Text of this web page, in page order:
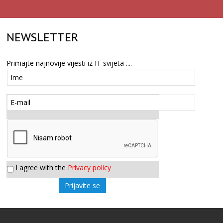
NEWSLETTER
Primajte najnovije vijesti iz IT svijeta ....
I agree with the Privacy policy